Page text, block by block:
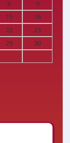
8
9
15
16
22
23
29
30